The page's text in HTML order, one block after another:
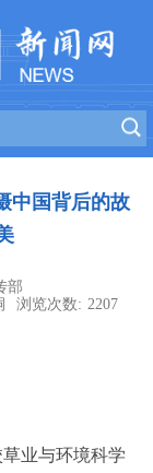
中国背后的故
部
浏览次数: 2207
业与环境科学